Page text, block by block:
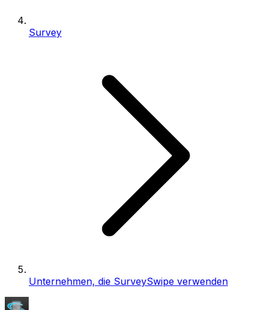
Survey
Unternehmen, die SurveySwipe verwenden